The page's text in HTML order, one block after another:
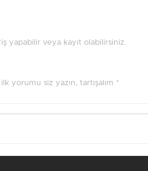
yapabilir veya kayıt olabilirsiniz.
yorumu siz yazın, tartışalım *